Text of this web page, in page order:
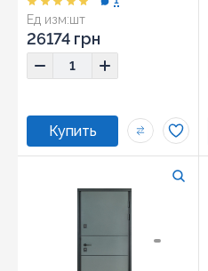
Ед изм:шт
26174 грн